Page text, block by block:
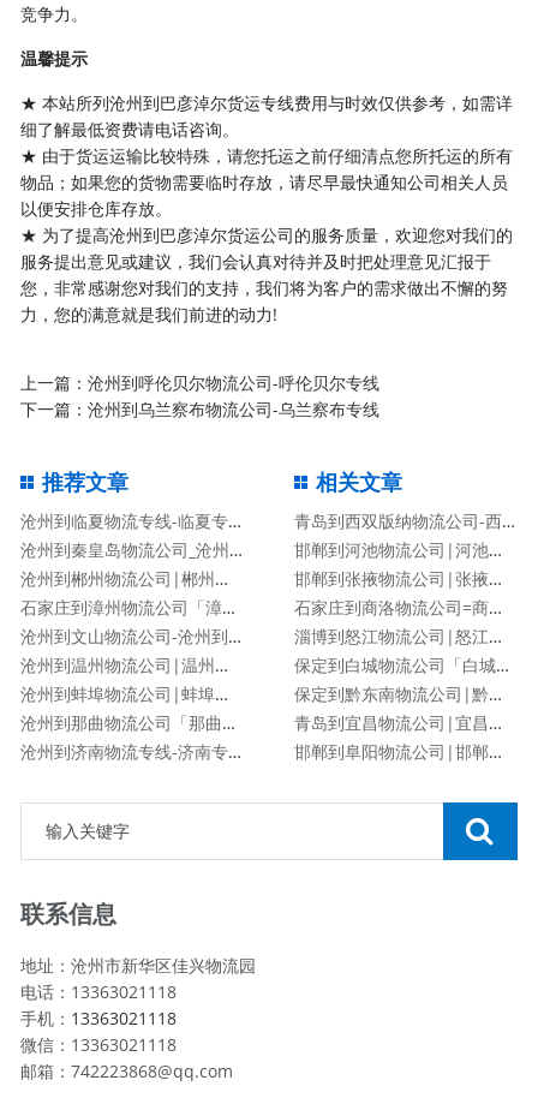
竞争力。
温馨提示
★ 本站所列沧州到巴彦淖尔货运专线费用与时效仅供参考，如需详
细了解最低资费请电话咨询。
★ 由于货运运输比较特殊，请您托运之前仔细清点您所托运的所有
物品；如果您的货物需要临时存放，请尽早最快通知公司相关人员
以便安排仓库存放。
★ 为了提高沧州到巴彦淖尔货运公司的服务质量，欢迎您对我们的
服务提出意见或建议，我们会认真对待并及时把处理意见汇报于
您，非常感谢您对我们的支持，我们将为客户的需求做出不懈的努
力，您的满意就是我们前进的动力!
上一篇：沧州到呼伦贝尔物流公司-呼伦贝尔专线
下一篇：沧州到乌兰察布物流公司-乌兰察布专线
推荐文章
沧州到临夏物流专线-临夏专线
沧州到秦皇岛物流公司_沧州到秦皇岛物流专线
沧州到郴州物流公司|郴州专线
石家庄到漳州物流公司「漳州专线」
沧州到文山物流公司-沧州到文山货运专线
沧州到温州物流公司|温州专线
沧州到蚌埠物流公司|蚌埠专线
沧州到那曲物流公司「那曲专线」
沧州到济南物流专线-济南专线
相关文章
青岛到西双版纳物流公司-西双版纳专线
邯郸到河池物流公司|河池专线
邯郸到张掖物流公司|张掖专线
石家庄到商洛物流公司=商洛专线
淄博到怒江物流公司|怒江专线
保定到白城物流公司「白城专线」
保定到黔东南物流公司|黔东南专线
青岛到宜昌物流公司|宜昌专线
邯郸到阜阳物流公司|邯郸到阜阳物流专线
联系信息
地址：沧州市新华区佳兴物流园
电话：13363021118
手机： 13363021118
微信：13363021118
邮箱：742223868@qq.com